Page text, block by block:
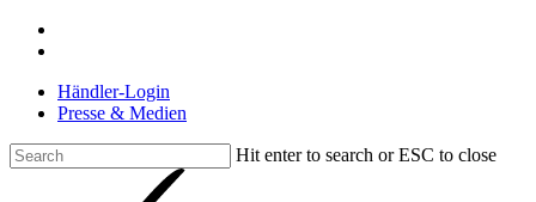
Skip
contentHändler-Login
Presse & Medien
Hit enter to search or ESC to close